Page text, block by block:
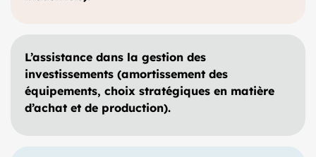
L’assistance dans la gestion des
investissements (amortissement des
équipements, choix stratégiques en matière
d’achat et de production).